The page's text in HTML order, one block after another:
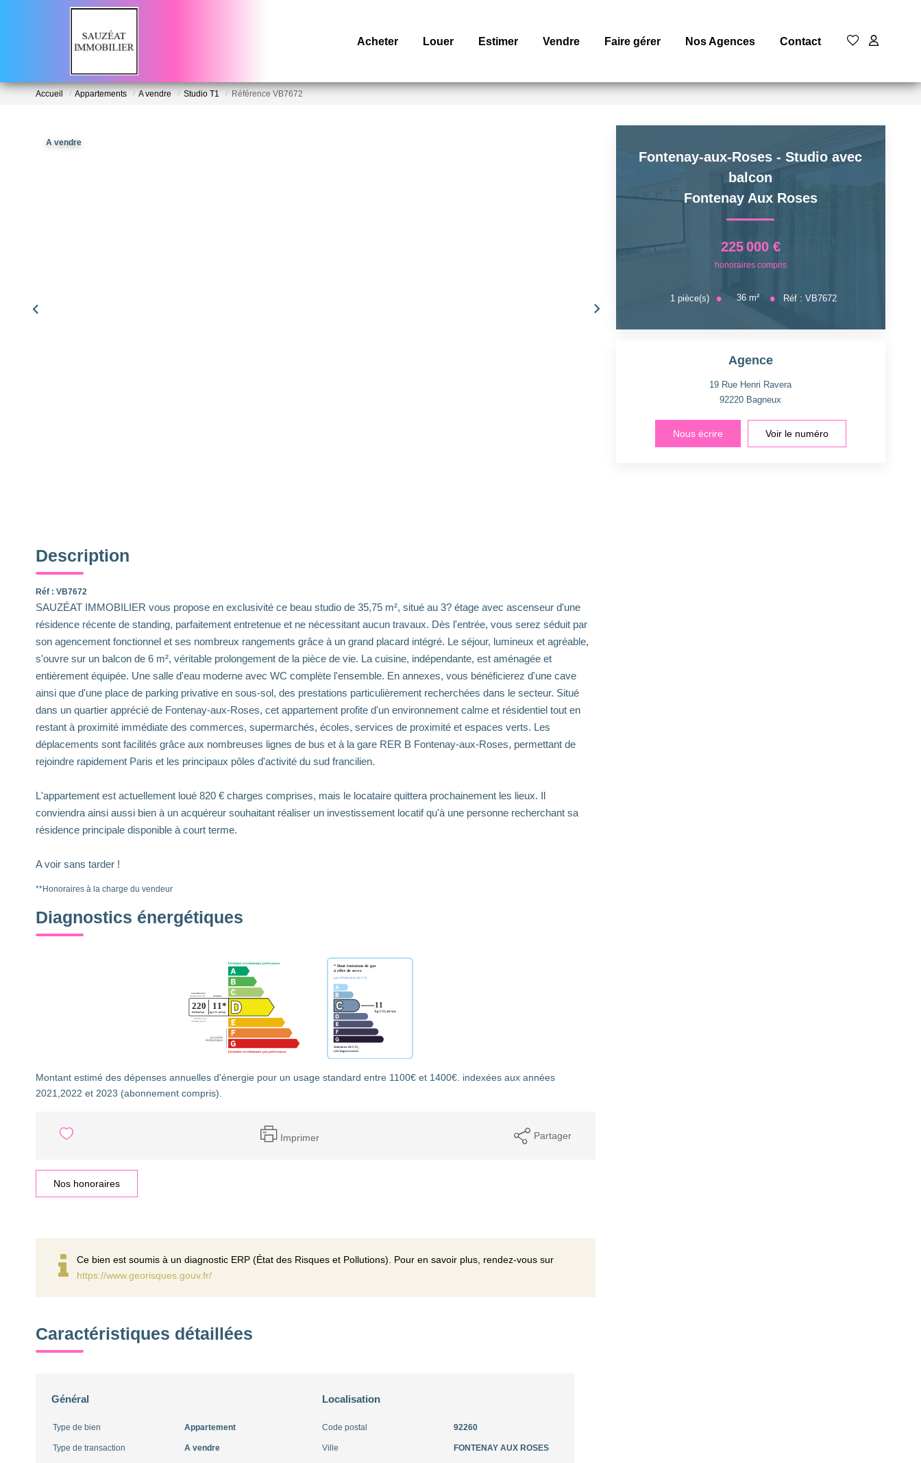
Acheter Louer Estimer Vendre Faire gérer Nos Agences Contact
Accueil Appartements A vendre Studio T1 Référence VB7672
A vendre
Description
Réf : VB7672
SAUZÉAT IMMOBILIER vous propose en exclusivité ce beau studio de 35,75 m², situé au 3? étage avec ascenseur d'une
résidence récente de standing, parfaitement entretenue et ne nécessitant aucun travaux. Dès l'entrée, vous serez séduit par
son agencement fonctionnel et ses nombreux rangements grâce à un grand placard intégré. Le séjour, lumineux et agréable,
s'ouvre sur un balcon de 6 m², véritable prolongement de la pièce de vie. La cuisine, indépendante, est aménagée et
entièrement équipée. Une salle d'eau moderne avec WC complète l'ensemble. En annexes, vous bénéficierez d'une cave
ainsi que d'une place de parking privative en sous-sol, des prestations particulièrement recherchées dans le secteur. Situé
dans un quartier apprécié de Fontenay-aux-Roses, cet appartement profite d'un environnement calme et résidentiel tout en
restant à proximité immédiate des commerces, supermarchés, écoles, services de proximité et espaces verts. Les
déplacements sont facilités grâce aux nombreuses lignes de bus et à la gare RER B Fontenay-aux-Roses, permettant de
rejoindre rapidement Paris et les principaux pôles d'activité du sud francilien.
L'appartement est actuellement loué 820 € charges comprises, mais le locataire quittera prochainement les lieux. Il
conviendra ainsi aussi bien à un acquéreur souhaitant réaliser un investissement locatif qu'à une personne recherchant sa
résidence principale disponible à court terme.
A voir sans tarder !
**Honoraires à la charge du vendeur
Diagnostics énergétiques
Montant estimé des dépenses annuelles d'énergie pour un usage standard entre 1100€ et 1400€. indexées aux années
2021,2022 et 2023 (abonnement compris).
Imprimer Partager
Nos honoraires
Ce bien est soumis à un diagnostic ERP (État des Risques et Pollutions). Pour en savoir plus, rendez-vous sur
https://www.georisques.gouv.fr/
Caractéristiques détaillées
Général
Type de bien Appartement
Type de transaction A vendre
Localisation
Code postal 92260
Ville FONTENAY AUX ROSES
Fontenay-aux-Roses - Studio avec
balcon
Fontenay Aux Roses
225 000 €
honoraires compris
1 pièce(s) 36 m² Réf : VB7672
Agence
19 Rue Henri Ravera
92220 Bagneux
Nous écrire Voir le numéro